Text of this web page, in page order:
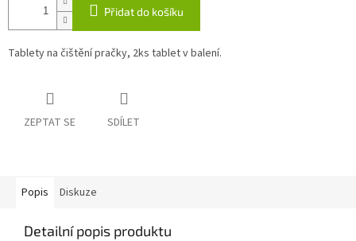
Přidat do košíku
Tablety na čištění pračky, 2ks tablet v balení.
ZEPTAT SE SDÍLET
Popis Diskuze
Detailní popis produktu